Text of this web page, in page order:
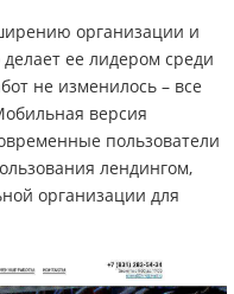
организации и
ее лидером среди
не изменилось – все
версия
пользователи
лендингом,
организации для